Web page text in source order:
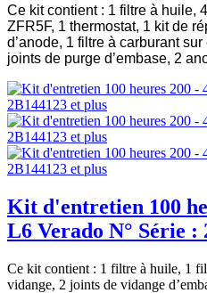
Ce kit contient : 1 filtre à huile,
ZFR5F, 1 thermostat, 1 kit de
d’anode, 1 filtre à carburant
joints de purge d’embase, 2
Kit d'entretien 100
L6 Verado N° Série :
Ce kit contient : 1 filtre à huile, 1
vidange, 2 joints de vidange